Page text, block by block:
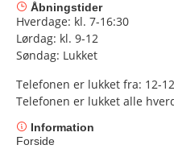
Åbningstider
Hverdage: kl. 7-16:30
Lørdag: kl. 9-12
Søndag: Lukket
Telefonen er lukket fra: 12-
Telefonen er lukket alle
Information
Forside